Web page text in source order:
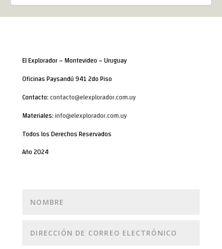
El Explorador – Montevideo – Uruguay
Oficinas Paysandú 941 2do Piso
Contacto:contacto@elexplorador.com.uy
Materiales:info@elexplorador.com.uy
Todos los Derechos Reservados
Año 2024